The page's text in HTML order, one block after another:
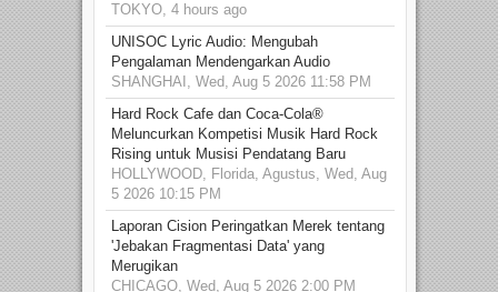
TOKYO, 4 hours ago
UNISOC Lyric Audio: Mengubah
Pengalaman Mendengarkan Audio
SHANGHAI, Wed, Aug 5 2026 11:58 PM
Hard Rock Cafe dan Coca-Cola®
Meluncurkan Kompetisi Musik Hard Rock
Rising untuk Musisi Pendatang Baru
HOLLYWOOD, Florida, Agustus, Wed, Aug
5 2026 10:15 PM
Laporan Cision Peringatkan Merek tentang
'Jebakan Fragmentasi Data' yang
Merugikan
CHICAGO, Wed, Aug 5 2026 2:00 PM